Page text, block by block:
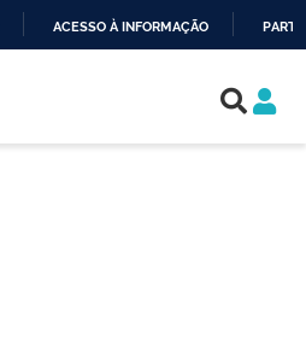
ACESSO À INFORMAÇÃO